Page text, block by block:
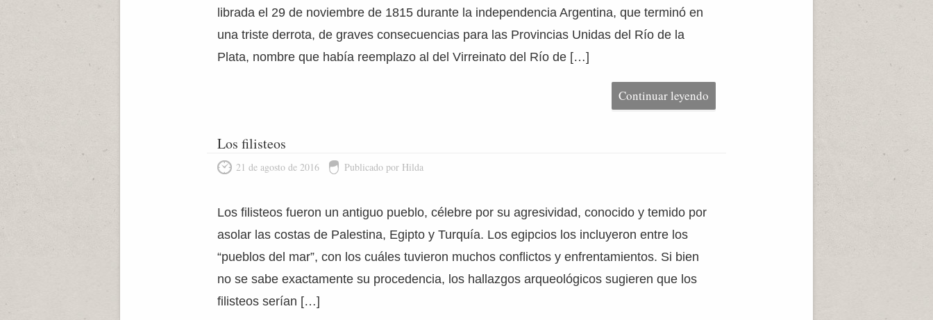
librada el 29 de noviembre de 1815 durante la independencia Argentina, que terminó en
una triste derrota, de graves consecuencias para las Provincias Unidas del Río de la
Plata, nombre que había reemplazo al del Virreinato del Río de […]
Continuar leyendo
Los filisteos
21 de agosto de 2016 Publicado por Hilda
Los filisteos fueron un antiguo pueblo, célebre por su agresividad, conocido y temido por
asolar las costas de Palestina, Egipto y Turquía. Los egipcios los incluyeron entre los
“pueblos del mar”, con los cuáles tuvieron muchos conflictos y enfrentamientos. Si bien
no se sabe exactamente su procedencia, los hallazgos arqueológicos sugieren que los
filisteos serían […]